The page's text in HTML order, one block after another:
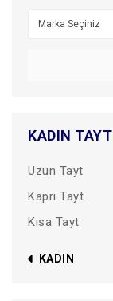
KADIN TAYT
Uzun Tayt
Kapri Tayt
Kısa Tayt
KADIN